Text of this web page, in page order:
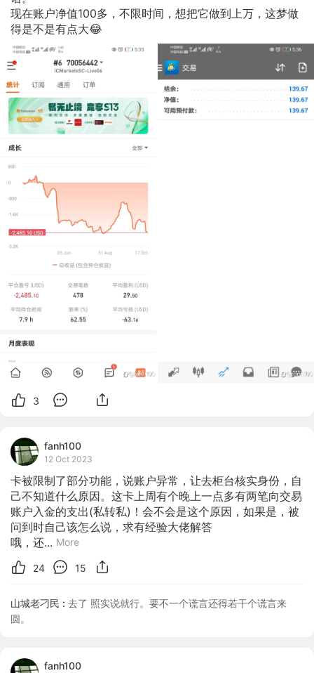
现在账户净值100多，不限时间，想把它做到上万，这梦做
得是不是有点大😂
3
fanh100
12 Oct 2023
卡被限制了部分功能，说账户异常，让去柜台核实身份，自
己不知道什么原因。这卡上周有个晚上一点多有两笔向交易
账户入金的支出(私转私)！会不会是这个原因，如果是，被
问到时自己该怎么说，求有经验大佬解答
哦，还... More
24 15
山城老刁民 : 去了 照实说就行。要不一个谎言还得若干个谎言来
圆。
fanh100